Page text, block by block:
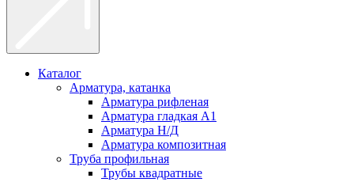
Каталог
Арматура, катанка
Арматура рифленая
Арматура гладкая A1
Арматура Н/Д
Арматура композитная
Труба профильная
Трубы квадратные